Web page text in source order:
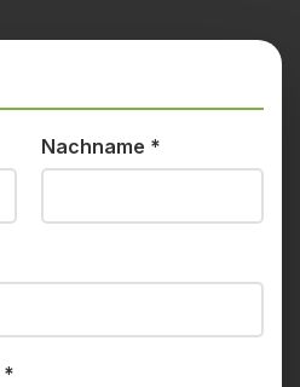
Nachname *
*